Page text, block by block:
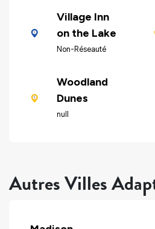
Village Inn
on the Lake
Non-Réseauté
Woodland
Dunes
null
Autres Villes